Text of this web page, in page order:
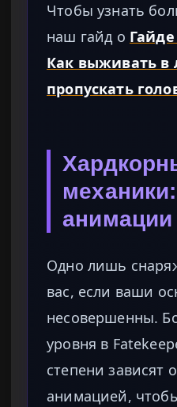
Чтобы узнать
наш гайд о
Как выживать в
пропускать
Одно лишь
вас, если ваши
несовершенны.
уровня в
степени зависят
анимацией,